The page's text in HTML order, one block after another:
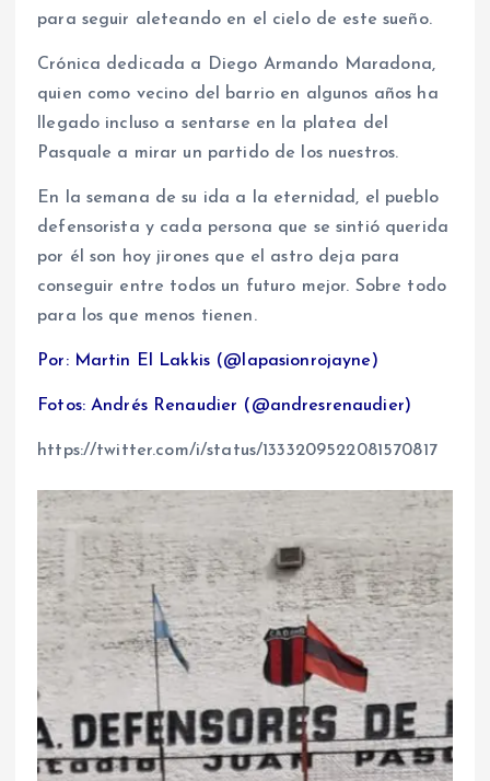
para seguir aleteando en el cielo de este sueño.
Crónica dedicada a Diego Armando Maradona,
quien como vecino del barrio en algunos años ha
llegado incluso a sentarse en la platea del
Pasquale a mirar un partido de los nuestros.
En la semana de su ida a la eternidad, el pueblo
defensorista y cada persona que se sintió querida
por él son hoy jirones que el astro deja para
conseguir entre todos un futuro mejor. Sobre todo
para los que menos tienen.
Por: Martin El Lakkis (@lapasionrojayne)
Fotos: Andrés Renaudier (@andresrenaudier)
https://twitter.com/i/status/1333209522081570817